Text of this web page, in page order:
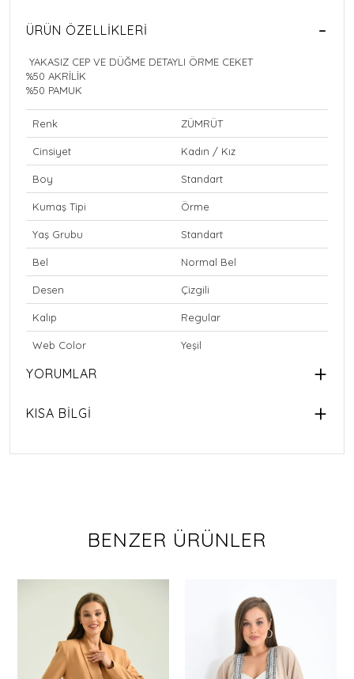
ÜRÜN ÖZELLIKLERI
YAKASIZ CEP VE DÜĞME DETAYLI ÖRME CEKET
%50 AKRİLİK
%50 PAMUK
Renk ZÜMRÜT
Cinsiyet Kadın / Kız
Boy Standart
Kumaş Tipi Örme
Yaş Grubu Standart
Bel Normal Bel
Desen Çizgili
Kalıp Regular
Web Color Yeşil
YORUMLAR
KISA BİLGİ
BENZER ÜRÜNLER